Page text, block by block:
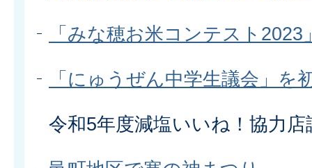
「みな穂お米コンテスト2023
「にゅうぜん中学生議会」を
令和5年度減塩いいね！協力店